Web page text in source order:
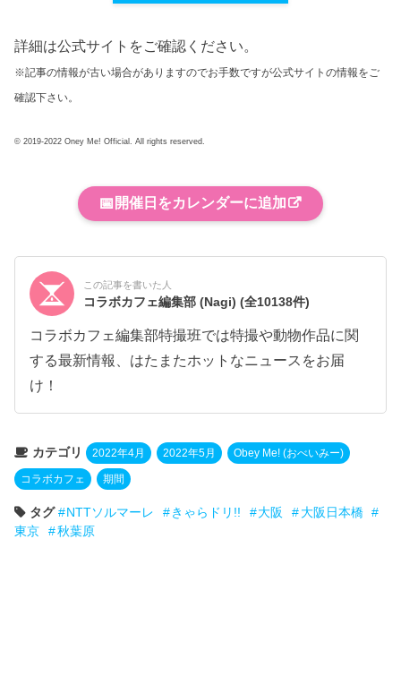
詳細は公式サイトをご確認ください。
※記事の情報が古い場合がありますのでお手数ですが公式サイトの情報をご
確認下さい。
© 2019-2022 Oney Me! Official. All rights reserved.
📅 開催日をカレンダーに追加
この記事を書いた人
コラボカフェ編集部 (Nagi)(全10138件)
コラボカフェ編集部特撮班では特撮や動物作品に関
する最新情報、はたまたホットなニュースをお届
け！
カテゴリ 2022年4月 2022年5月 Obey Me! (おべいみー)
コラボカフェ 期間
タグ NTTソルマーレ きゃらドリ!! 大阪
大阪日本橋
東京
秋葉原